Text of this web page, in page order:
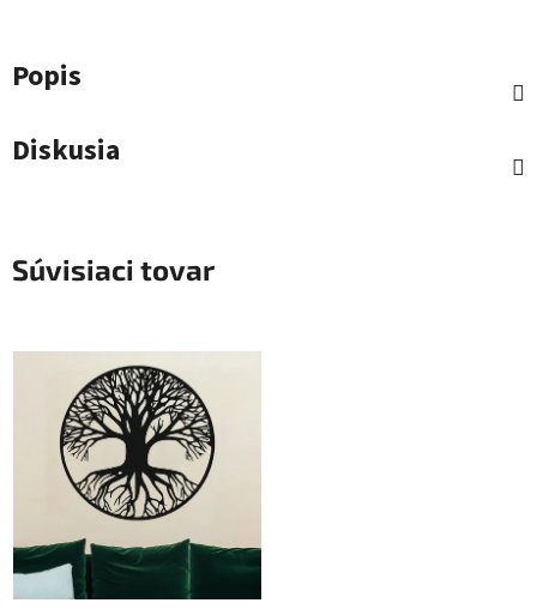
Popis
Diskusia
Súvisiaci tovar